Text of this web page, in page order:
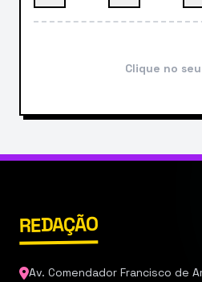
Clique no
REDAÇÃO
Av. Comendador Francisco de